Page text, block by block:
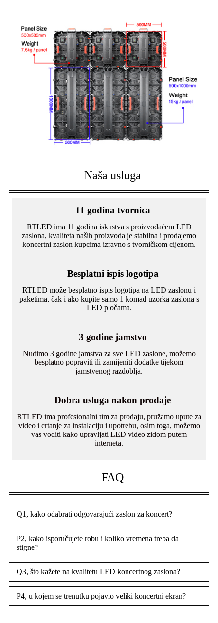
Naša usluga
11 godina tvornica
RTLED ima 11 godina iskustva s proizvođačem LED
zaslona, ​​kvaliteta naših proizvoda je stabilna i prodajemo
koncertni zaslon kupcima izravno s tvorničkom cijenom.
Besplatni ispis logotipa
RTLED može besplatno ispis logotipa na LED zaslonu i
paketima, čak i ako kupite samo 1 komad uzorka zaslona s
LED pločama.
3 godine jamstvo
Nudimo 3 godine jamstva za sve LED zaslone, možemo
besplatno popraviti ili zamijeniti dodatke tijekom
jamstvenog razdoblja.
Dobra usluga nakon prodaje
RTLED ima profesionalni tim za prodaju, pružamo upute za
video i crtanje za instalaciju i upotrebu, osim toga, možemo
vas voditi kako upravljati LED video zidom putem
interneta.
FAQ
Q1, kako odabrati odgovarajući zaslon za koncert?
P2, kako isporučujete robu i koliko vremena treba da
stigne?
Q3, što kažete na kvalitetu LED koncertnog zaslona?
P4, u kojem se trenutku pojavio veliki koncertni ekran?